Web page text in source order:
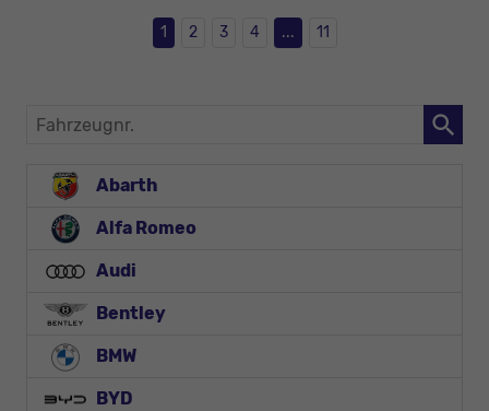
1 2 3 4 ... 11
Fahrzeugnr.
Abarth
Alfa Romeo
Audi
Bentley
BMW
BYD